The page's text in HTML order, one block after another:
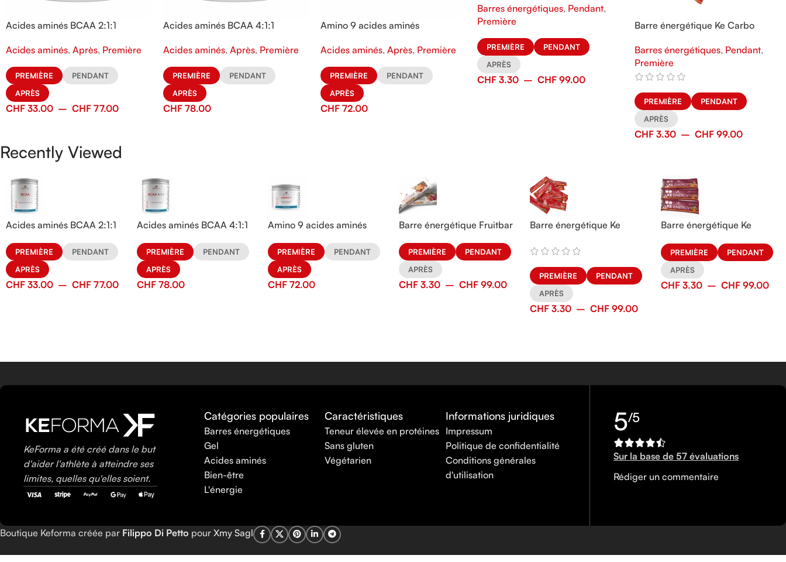
Acides aminés BCAA 2:1:1
Acides aminés, Après, Première
PREMIÈRE
PENDANT
APRÈS
CHF 33.00 – CHF 77.00
Acides aminés BCAA 4:1:1
Acides aminés, Après, Première
PREMIÈRE
PENDANT
APRÈS
CHF78.00
Amino 9 acides aminés
Acides aminés, Après, Première
PREMIÈRE
PENDANT
APRÈS
CHF72.00
Barres énergétiques, Pendant,
Première
PREMIÈRE
PENDANT
APRÈS
CHF 3.30 – CHF 99.00
Barre énergétique Ke Carbo
Barres énergétiques, Pendant,
Première
PREMIÈRE
PENDANT
APRÈS
CHF 3.30 – CHF 99.00
Recently Viewed
Acides aminés BCAA 2:1:1
PREMIÈRE
PENDANT
APRÈS
CHF 33.00 – CHF 77.00
Acides aminés BCAA 4:1:1
PREMIÈRE
PENDANT
APRÈS
CHF 78.00
Amino 9 acides aminés
PREMIÈRE
PENDANT
APRÈS
CHF 72.00
Barre énergétique Fruitbar
PREMIÈRE
PENDANT
APRÈS
CHF 3.30 – CHF 99.00
Barre énergétique Ke
PREMIÈRE
PENDANT
APRÈS
CHF 3.30 – CHF 99.00
Barre énergétique Ke
PREMIÈRE
PENDANT
APRÈS
CHF 3.30 – CHF 99.00
KeForma a été créé dans le but
d'aider l'athlète à atteindre ses
limites, quelles qu'elles soient.
Catégories populaires
Barres énergétiques
Gel
Acides aminés
Bien-être
L'énergie
Caractéristiques
Teneur élevée en protéines
Sans gluten
Végétarien
Informations juridiques
Impressum
Politique de confidentialité
Conditions générales
d'utilisation
5/5
Sur la base de 57 évaluations
Rédiger un commentaire
Boutique Keforma créée par Filippo Di Petto pour Xmy Sagl